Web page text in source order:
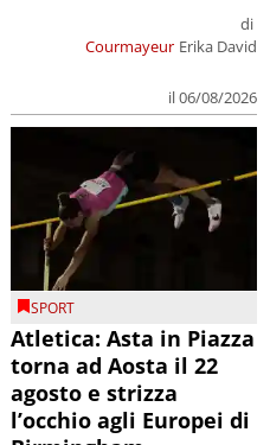
Courmayeur
di
Erika David
il 06/08/2026
SPORT
Atletica: Asta in Piazza
torna ad Aosta il 22
agosto e strizza
l’occhio agli Europei di